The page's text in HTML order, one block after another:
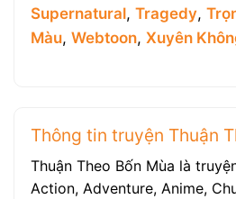
Supernatural, Tragedy,
Màu, Webtoon, Xuyên
Thông tin truyện Thuận
Thuận Theo Bốn Mùa là
Action, Adventure, Anime,